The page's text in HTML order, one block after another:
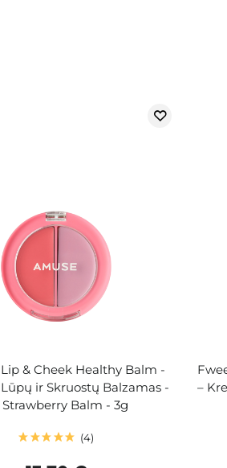
& Cheek Healthy Balm -
ir Skruostų Balzamas -
Strawberry Balm - 3g
4
–